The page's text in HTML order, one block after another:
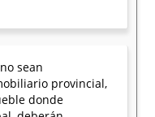
sean
provincial,
donde